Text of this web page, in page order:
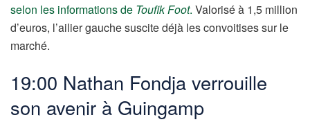
selon les informations de Toufik Foot. Valorisé à 1,5 million
d’euros, l’ailier gauche suscite déjà les convoitises sur le
marché.
19:00 Nathan Fondja verrouille
son avenir à Guingamp